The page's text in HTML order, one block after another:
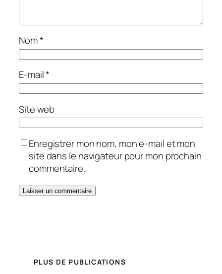
Nom*
E-mail*
Site web
Enregistrer mon nom, mon e-mail et mon
site dans le navigateur pour mon prochain
commentaire.
PLUS DE PUBLICATIONS